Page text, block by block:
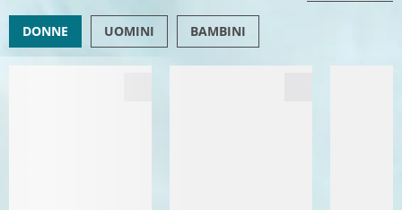
DONNE UOMINI BAMBINI